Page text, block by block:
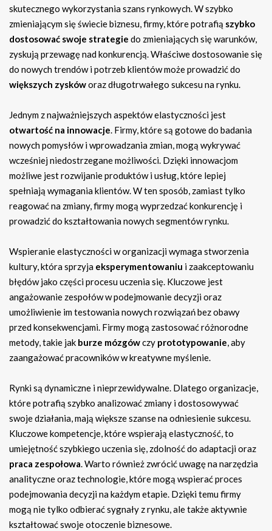
skutecznego wykorzystania szans rynkowych. W szybko
zmieniającym się świecie biznesu, firmy, które potrafią szybko
dostosować swoje strategie do zmieniających się warunków,
zyskują przewagę nad konkurencją. Właściwe dostosowanie się
do nowych trendów i potrzeb klientów może prowadzić do
większych zyskóworaz długotrwałego sukcesu na rynku.
Jednym z najważniejszych aspektów elastyczności jest
otwartość na innowacje. Firmy, które są gotowe do badania
nowych pomysłów i wprowadzania zmian, mogą wykrywać
wcześniej niedostrzegane możliwości. Dzięki innowacjom
możliwe jest rozwijanie produktów i usług, które lepiej
spełniają wymagania klientów. W ten sposób, zamiast tylko
reagować na zmiany, firmy mogą wyprzedzać konkurencję i
prowadzić do kształtowania nowych segmentów rynku.
Wspieranie elastyczności w organizacji wymaga stworzenia
kultury, która sprzyja eksperymentowaniu i zaakceptowaniu
błędów jako części procesu uczenia się. Kluczowe jest
angażowanie zespołów w podejmowanie decyzji oraz
umożliwienie im testowania nowych rozwiązań bez obawy
przed konsekwencjami. Firmy mogą zastosować różnorodne
metody, takie jak burze mózgówczy prototypowanie, aby
zaangażować pracowników w kreatywne myślenie.
Rynki są dynamiczne i nieprzewidywalne. Dlatego organizacje,
które potrafią szybko analizować zmiany i dostosowywać
swoje działania, mają większe szanse na odniesienie sukcesu.
Kluczowe kompetencje, które wspierają elastyczność, to
umiejętność szybkiego uczenia się, zdolność do adaptacji oraz
praca zespołowa. Warto również zwrócić uwagę na narzędzia
analityczne oraz technologie, które mogą wspierać proces
podejmowania decyzji na każdym etapie. Dzięki temu firmy
mogą nie tylko odbierać sygnały z rynku, ale także aktywnie
kształtować swoje otoczenie biznesowe.